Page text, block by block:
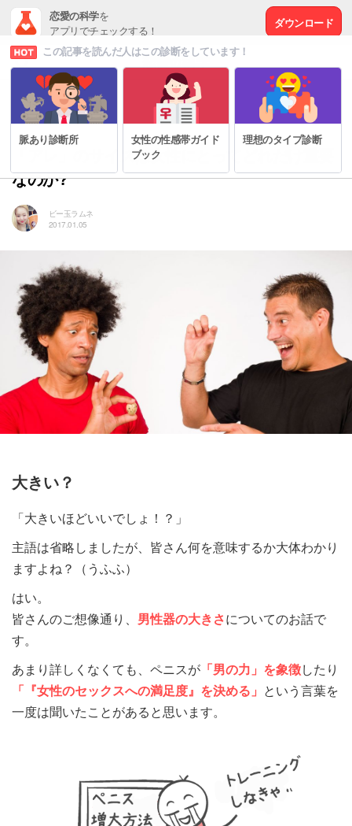
恋愛の科学を
アプリでチェックする！
ダウンロード
# セックスの秘密
「アレ」のサイズは女性にとってどれだけ重要
なのか?
ビー玉ラムネ
2017.01.05
大きい？
「大きいほどいいでしょ！？」
主語は省略しましたが、皆さん何を意味するか大体わかり
ますよね？（うふふ）
はい。
皆さんのご想像通り、 男性器の大きさについてのお話で
す。
あまり詳しくなくても、ペニスが 「男の力」を象徴したり
「『女性のセックスへの満足度』を決める」 という言葉を
一度は聞いたことがあると思います。
この記事を読んだ人はこの診断をしています！
脈あり診断所
女性の性感帯ガイド
ブック
理想のタイプ診断